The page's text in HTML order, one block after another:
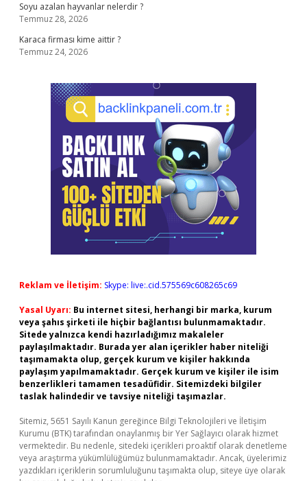
Soyu azalan hayvanlar nelerdir ?
Temmuz 28, 2026
Karaca firması kime aittir ?
Temmuz 24, 2026
Reklam ve İletişim: Skype: live:.cid.575569c608265c69
Yasal Uyarı: Bu internet sitesi, herhangi bir marka, kurum
veya şahıs şirketi ile hiçbir bağlantısı bulunmamaktadır.
Sitede yalnızca kendi hazırladığımız makaleler
paylaşılmaktadır. Burada yer alan içerikler haber niteliği
taşımamakta olup, gerçek kurum ve kişiler hakkında
paylaşım yapılmamaktadır. Gerçek kurum ve kişiler ile isim
benzerlikleri tamamen tesadüfidir. Sitemizdeki bilgiler
taslak halindedir ve tavsiye niteliği taşımazlar.
Sitemiz, 5651 Sayılı Kanun gereğince Bilgi Teknolojileri ve İletişim
Kurumu (BTK) tarafından onaylanmış bir Yer Sağlayıcı olarak hizmet
vermektedir. Bu nedenle, sitedeki içerikleri proaktif olarak denetleme
veya araştırma yükümlülüğümüz bulunmamaktadır. Ancak, üyelerimiz
yazdıkları içeriklerin sorumluluğunu taşımakta olup, siteye üye olarak